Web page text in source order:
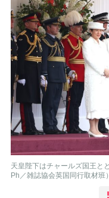
天皇陛下はチャールズ国王と
Ph／雑誌協会英国同行取材班）